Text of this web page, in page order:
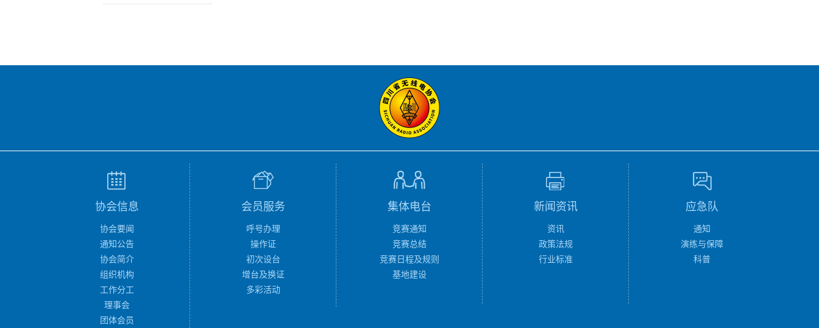
协会信息
协会要闻
通知公告
协会简介
组织机构
工作分工
理事会
团体会员
会员服务
呼号办理
操作证
初次设台
增台及换证
多彩活动
集体电台
竞赛通知
竞赛总结
竞赛日程及规则
基地建设
新闻资讯
资讯
政策法规
行业标准
应急队
通知
演练与保障
科普